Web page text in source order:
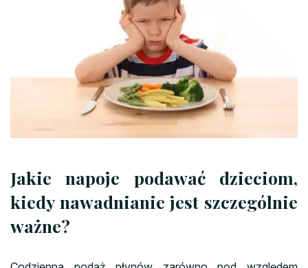
Jakie napoje podawać dzieciom,
kiedy nawadnianie jest szczególnie
ważne?